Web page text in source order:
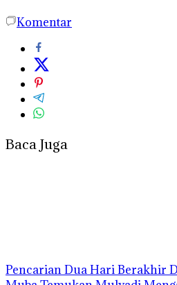
Komentar
Baca Juga
Pencarian Dua Hari Berakhir